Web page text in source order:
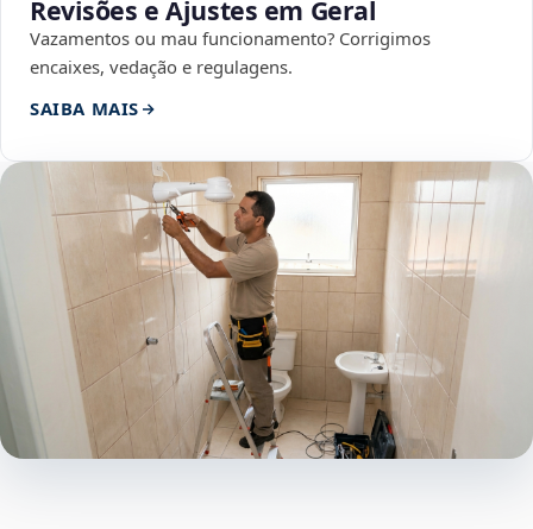
Revisões e Ajustes em Geral
Vazamentos ou mau funcionamento? Corrigimos
encaixes, vedação e regulagens.
SAIBA MAIS